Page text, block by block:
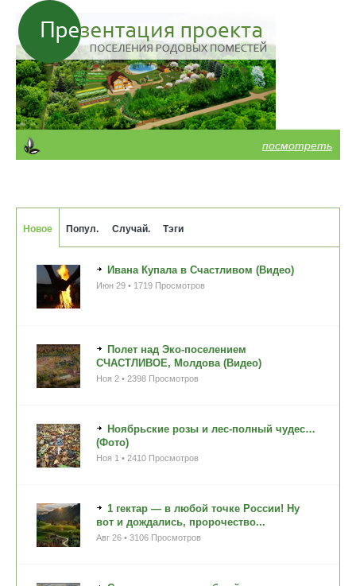
посмотреть
Новое Попул. Случай. Тэги
Ивана Купала в Счастливом (Видео)
Июн 29 • 1719 Просмотров
Полет над Эко-поселением
СЧАСТЛИВОЕ, Молдова (Видео)
Ноя 2 • 2398 Просмотров
Ноябрьские розы и лес-полный чудес…
(Фото)
Ноя 1 • 2410 Просмотров
1 гектар — в любой точке России! Ну
вот и дождались, пророчество...
Авг 26 • 3106 Просмотров